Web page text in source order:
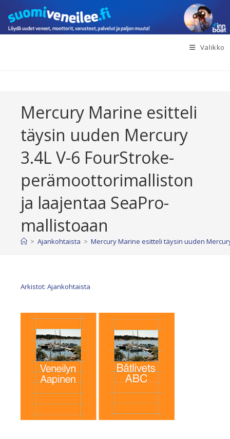
suoraan
sisältöön
Valikko
Mercury Marine esitteli
täysin uuden Mercury
3.4L V-6 FourStroke-
perämoottorimalliston
ja laajentaa SeaPro-
mallistoaan
> Ajankohtaista > Mercury Marine esitteli täysin uuden
Arkistot: Ajankohtaista